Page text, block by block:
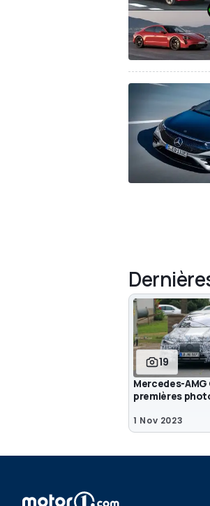
19
Mercedes-AMG
premières
1 Nov 2023